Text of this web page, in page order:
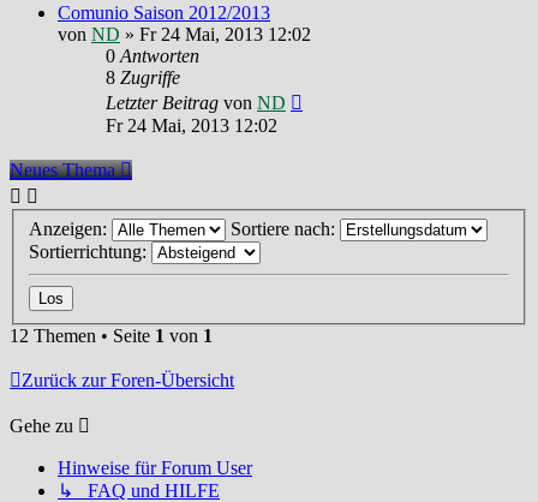
Comunio Saison 2012/2013
von ND » Fr 24 Mai, 2013 12:02
0Antworten
8 Zugriffe
Letzter Beitrag von ND
Fr 24 Mai, 2013 12:02
Neues Thema
Anzeigen:
Sortiere nach:
Sortierrichtung:
12 Themen • Seite 1 von 1
Zurück zur Foren-Übersicht
Gehe zu
Hinweise für Forum User
↳ FAQ und HILFE